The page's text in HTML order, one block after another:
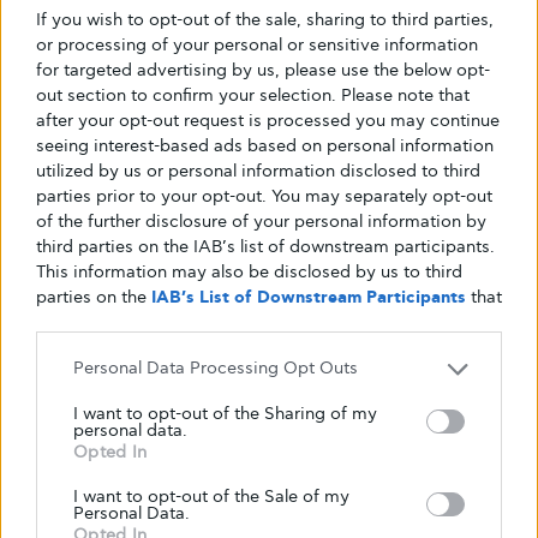
If you wish to opt-out of the sale, sharing to third parties,
or processing of your personal or sensitive information
for targeted advertising by us, please use the below opt-
out section to confirm your selection. Please note that
after your opt-out request is processed you may continue
seeing interest-based ads based on personal information
utilized by us or personal information disclosed to third
parties prior to your opt-out. You may separately opt-out
of the further disclosure of your personal information by
third parties on the IAB’s list of downstream participants.
This information may also be disclosed by us to third
parties on the IAB’s List of Downstream Participants that
Personal Data Processing Opt Outs
I want to opt-out of the Sharing of my
personal data.
Opted In
I want to opt-out of the Sale of my
Personal Data.
Σωματική δυσμορφία
Ιδεοψυχαναγκαστική διαταραχή (OCD)
Καταθλιπτικές διαταραχές
Αγχώδεις διαταραχές
Πώς να λάβετε υποστήριξη για διατροφικές
Εάν αναγνωρίζετε κάποιο από αυτά τα
συμπτώματα ή πιστεύετε ότι μπορεί να έχετε
υπάρχουν πολλοί πόροι που μπορούν να σας